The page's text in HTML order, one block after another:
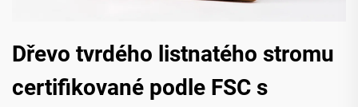
Dřevo tvrdého listnatého stromu
certifikované podle FSC s